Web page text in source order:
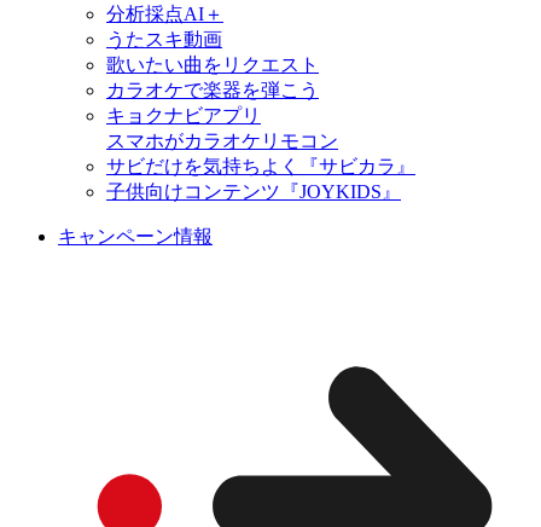
分析採点AI＋
うたスキ動画
歌いたい曲をリクエスト
カラオケで楽器を弾こう
キョクナビアプリ
スマホがカラオケリモコン
サビだけを気持ちよく『サビカラ』
子供向けコンテンツ『JOYKIDS』
キャンペーン情報